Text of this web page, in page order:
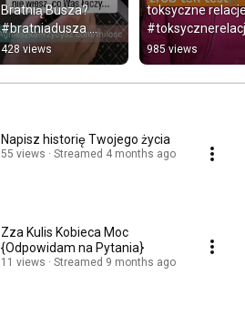
Bratnią Busza?
#bratniadusza
#bratniedusze
#karmiczny
#toksycznerelacje
428 views
toksyczne
#relacje
#bratniadusza
985 views
Napisz historię Twojego życia
55 views Streamed 4 months ago
Zza Kulis Kobieca Moc
{Odpowidam na Pytania}
11 views Streamed 9 months ago